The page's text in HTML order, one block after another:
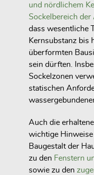
und nördlichem
Sockelbereich der
dass wesentliche
Kernsubstanz bis
überformten
sein dürften.
Sockelzonen
statischen
Auch die
wichtige
Baugestalt der
zu den Fenstern
sowie zu den